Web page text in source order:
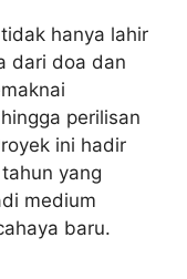
hanya lahir
dari doa dan
perilisan
ini hadir
yang
medium
baru.